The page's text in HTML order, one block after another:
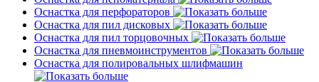
Оснастка для перфораторов
Оснастка для пил дисковых
Оснастка для пил торцовочных
Оснастка для пневмоинструментов
Оснастка для полировальных шлифмашин